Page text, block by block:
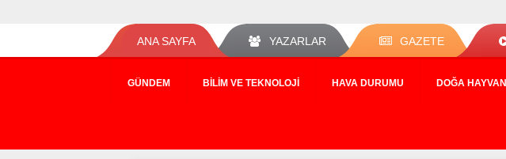
ANA SAYFA YAZARLAR GAZETE
GÜNDEM BILIM VE TEKNOLOJI HAVA DURUMU DOĞA HAYVAN